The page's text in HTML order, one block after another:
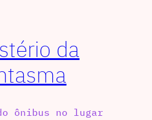
da
ônibus no lugar